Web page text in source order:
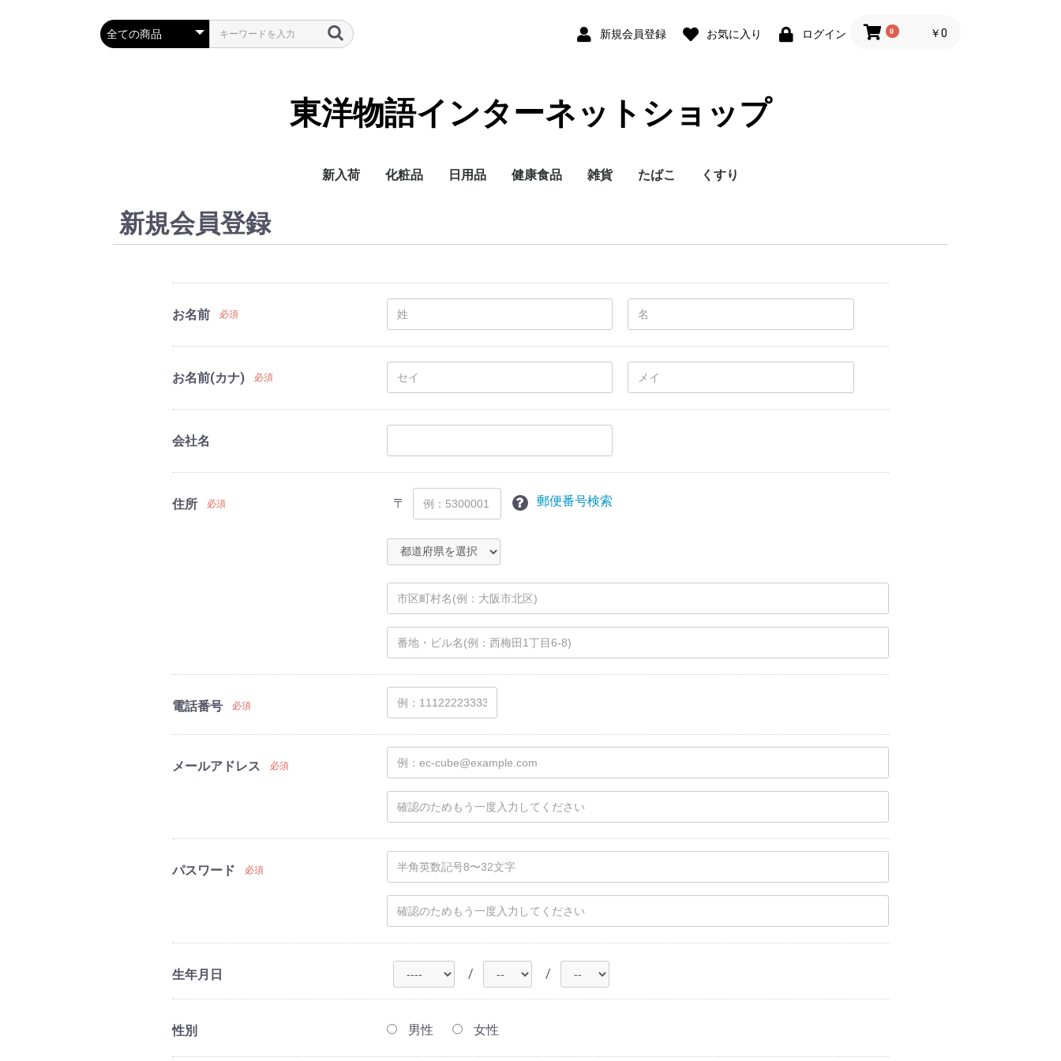
新規会員登録 お気に入り ログイン 0 ￥0
東洋物語インターネットショップ
新入荷 化粧品 日用品 健康食品 雑貨 たばこ くすり
新規会員登録
お名前 必須
お名前(カナ) 必須
会社名
住所 必須 〒 郵便番号検索
電話番号 必須
メールアドレス 必須
パスワード 必須
生年月日 / /
性別 男性 女性